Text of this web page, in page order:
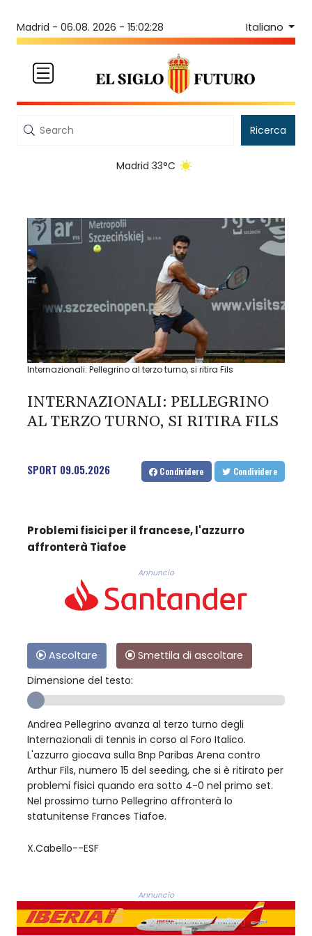
Madrid - 06.08. 2026 - 15:02:28 Italiano
Ricerca
Madrid 33°C
Internazionali: Pellegrino al terzo turno, si ritira Fils
INTERNAZIONALI: PELLEGRINO
AL TERZO TURNO, SI RITIRA FILS
SPORT 09.05.2026 Condividere Condividere
Problemi fisici per il francese, l'azzurro
affronterà Tiafoe
Annuncio
Ascoltare
Smettila di ascoltare
Dimensione del testo:
Andrea Pellegrino avanza al terzo turno degli
Internazionali di tennis in corso al Foro Italico.
L'azzurro giocava sulla Bnp Paribas Arena contro
Arthur Fils, numero 15 del seeding, che si è ritirato per
problemi fisici quando era sotto 4-0 nel primo set.
Nel prossimo turno Pellegrino affronterà lo
statunitense Frances Tiafoe.
X.Cabello--ESF
Annuncio